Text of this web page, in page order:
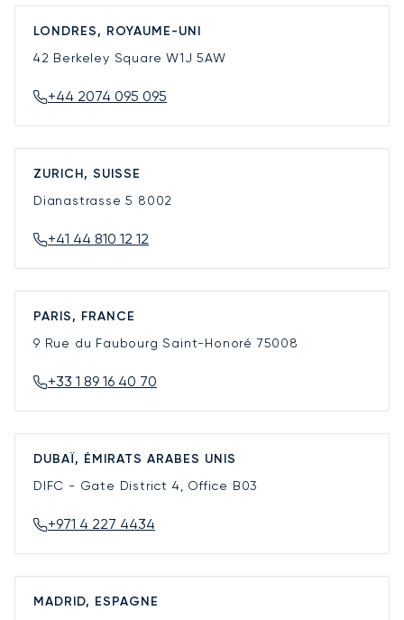
LONDRES, ROYAUME-UNI
42 Berkeley SquareW1J 5AW
+44 2074 095 095
ZURICH, SUISSE
Dianastrasse 5 8002
+41 44 810 12 12
PARIS, FRANCE
9 Rue du Faubourg Saint-Honoré 75008
+33 1 89 16 40 70
DUBAÏ, ÉMIRATS ARABES UNIS
DIFC - Gate District 4, Office B03
+971 4 227 4434
MADRID, ESPAGNE